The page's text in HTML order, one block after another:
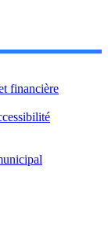
financière